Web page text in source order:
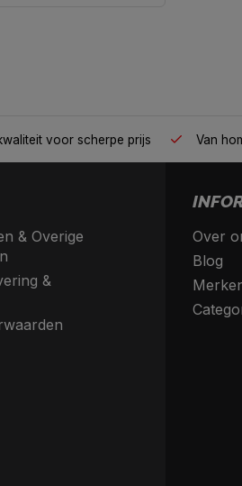
voor scherpe prijs Van
& Overige
&
Over
Blog